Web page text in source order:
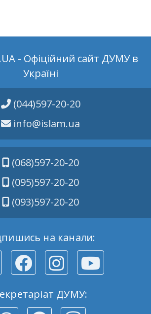
- Офіційний сайт ДУМУ в
Україні
(044)597-20-20
info@islam.ua
(068)597-20-20
(095)597-20-20
(093)597-20-20
на канали:
ДУМУ: